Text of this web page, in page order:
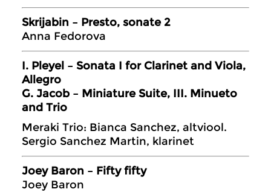
Skrijabin – Presto, sonate 2
Anna Fedorova
I. Pleyel – Sonata I for Clarinet and Viola,
Allegro
G. Jacob – Miniature Suite, III. Minueto
and Trio
Meraki Trio: Bianca Sanchez, altviool.
Sergio Sanchez Martin, klarinet
Joey Baron – Fifty fifty
Joey Baron